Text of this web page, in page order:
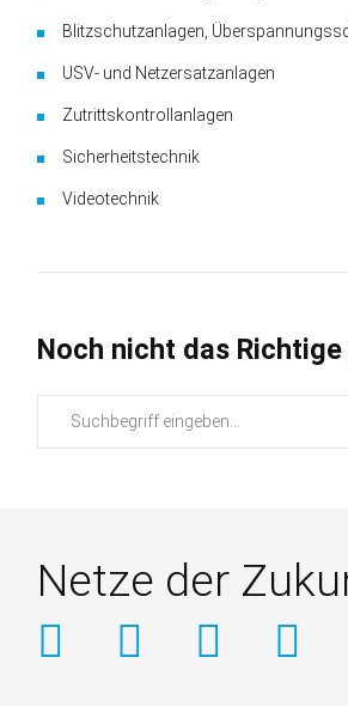
Blitzschutz­anlagen,
USV- und Netzersatz­anlagen
Zutritts­kontroll­anlagen
Sicherheits­technik
Videotechnik
Noch nicht das
Netze der